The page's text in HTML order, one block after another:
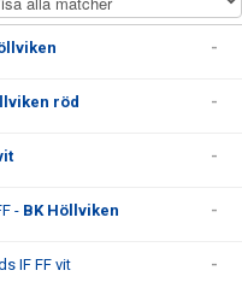
-
röd -
-
- BK Höllviken -
IF FF vit -